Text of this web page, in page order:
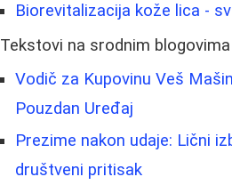
Biorevitalizacija kože lica -
Tekstovi na srodnim blogovima
Vodič za Kupovinu Veš
Pouzdan Uređaj
Prezime nakon udaje: Lični
društveni pritisak